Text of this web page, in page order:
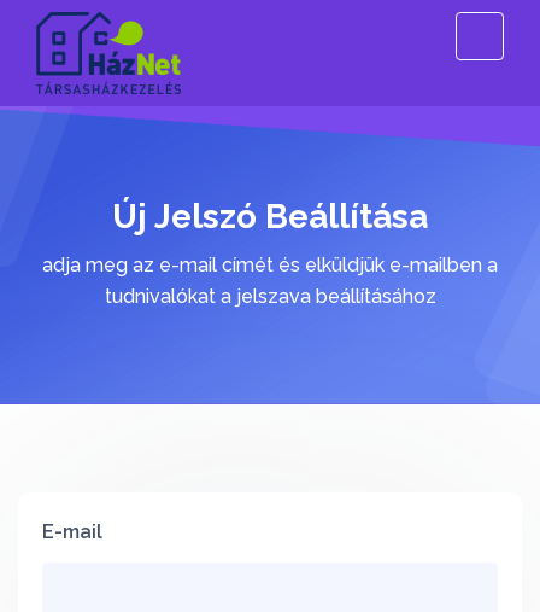
Új Jelszó Beállítása
adja meg az e-mail címét és elküldjük e-mailben a
tudnivalókat a jelszava beállításához
E-mail